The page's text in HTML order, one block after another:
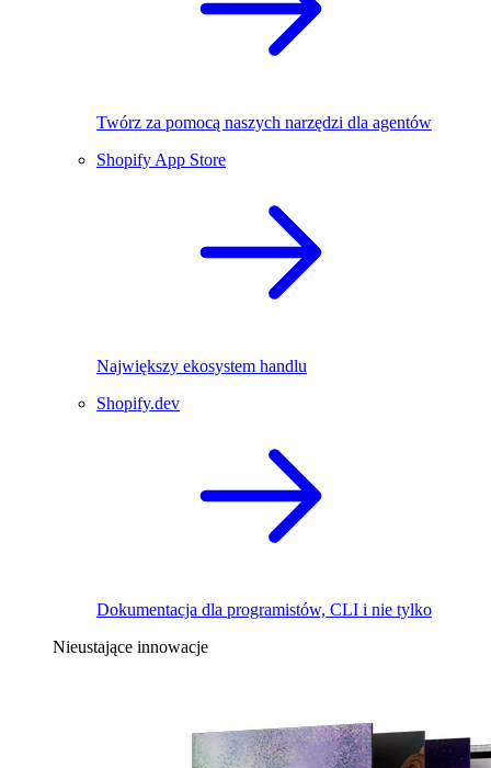
Twórz za pomocą naszych narzędzi dla agentów
Shopify App Store
Największy ekosystem handlu
Shopify.dev
Dokumentacja dla programistów, CLI i nie tylko
Nieustające innowacje